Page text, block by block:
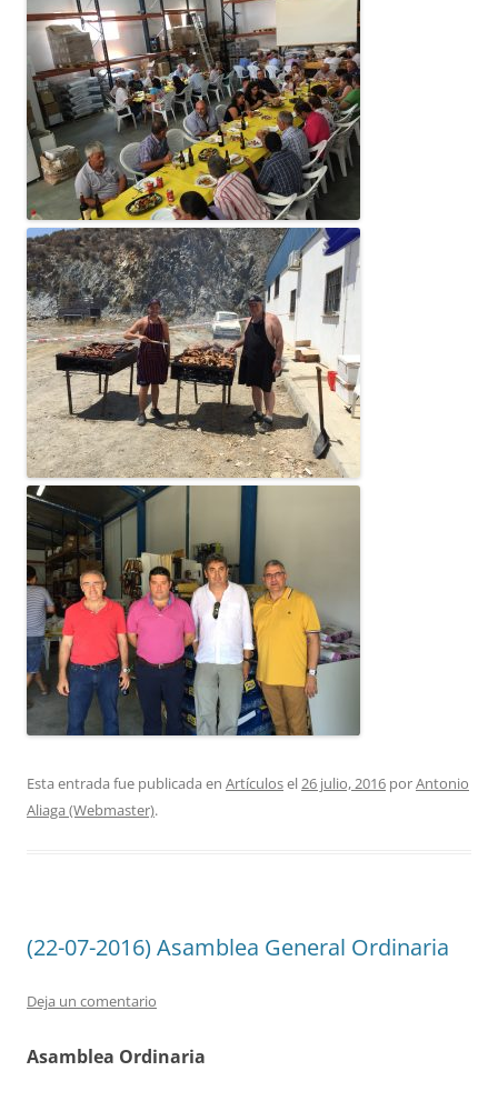
Esta entrada fue publicada en Artículosel26 julio, 2016 porAntonio
Aliaga (Webmaster).
(22-07-2016) Asamblea General Ordinaria
Deja un comentario
Asamblea Ordinaria